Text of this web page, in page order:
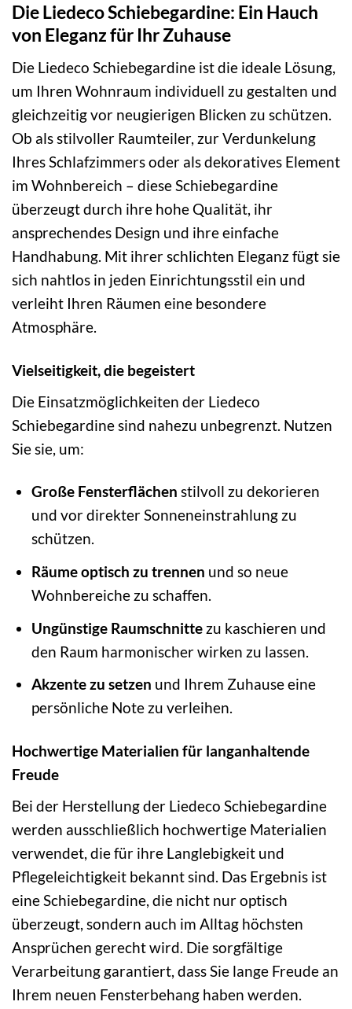
Die Liedeco Schiebegardine: Ein Hauch
von Eleganz für Ihr Zuhause
Die Liedeco Schiebegardine ist die ideale Lösung,
um Ihren Wohnraum individuell zu gestalten und
gleichzeitig vor neugierigen Blicken zu schützen.
Ob als stilvoller Raumteiler, zur Verdunkelung
Ihres Schlafzimmers oder als dekoratives Element
im Wohnbereich – diese Schiebegardine
überzeugt durch ihre hohe Qualität, ihr
ansprechendes Design und ihre einfache
Handhabung. Mit ihrer schlichten Eleganz fügt sie
sich nahtlos in jeden Einrichtungsstil ein und
verleiht Ihren Räumen eine besondere
Atmosphäre.
Vielseitigkeit, die begeistert
Die Einsatzmöglichkeiten der Liedeco
Schiebegardine sind nahezu unbegrenzt. Nutzen
Sie sie, um:
Große Fensterflächen stilvoll zu dekorieren
und vor direkter Sonneneinstrahlung zu
schützen.
Räume optisch zu trennen und so neue
Wohnbereiche zu schaffen.
Ungünstige Raumschnittezu kaschieren und
den Raum harmonischer wirken zu lassen.
Akzente zu setzen und Ihrem Zuhause eine
persönliche Note zu verleihen.
Hochwertige Materialien für langanhaltende
Freude
Bei der Herstellung der Liedeco Schiebegardine
werden ausschließlich hochwertige Materialien
verwendet, die für ihre Langlebigkeit und
Pflegeleichtigkeit bekannt sind. Das Ergebnis ist
eine Schiebegardine, die nicht nur optisch
überzeugt, sondern auch im Alltag höchsten
Ansprüchen gerecht wird. Die sorgfältige
Verarbeitung garantiert, dass Sie lange Freude an
Ihrem neuen Fensterbehang haben werden.